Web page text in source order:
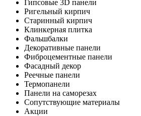
Гипсовые 3D панели
Ригельный кирпич
Старинный кирпич
Клинкерная плитка
Фальшбалки
Декоративные панели
Фиброцементные панели
Фасадный декор
Реечные панели
Термопанели
Панели на саморезах
Сопутствующие материалы
Акции